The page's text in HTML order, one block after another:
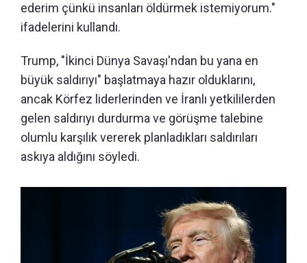
ederim çünkü insanları öldürmek istemiyorum."
ifadelerini kullandı.
Trump, "İkinci Dünya Savaşı'ndan bu yana en
büyük saldırıyı" başlatmaya hazır olduklarını,
ancak Körfez liderlerinden ve İranlı yetkililerden
gelen saldırıyı durdurma ve görüşme talebine
olumlu karşılık vererek planladıkları saldırıları
askıya aldığını söyledi.